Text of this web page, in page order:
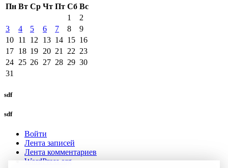
Пн Вт Ср Чт Пт Сб Вс
1
2
3
4 5 6 7 8
9
10 11 12 13 14 15 16
17 18 19 20 21 22 23
24 25 26 27 28 29 30
31
sdf
sdf
Войти
Лента записей
Лента комментариев
WordPress.org